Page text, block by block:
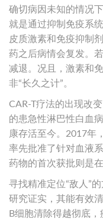
确切病因未知的情况
就是通过抑制免疫系
皮质激素和免疫抑制
药之后病情会复发。
减退。况且，激素和
非“长久之计”。
CAR-T疗法的出现改
的患急性淋巴性白血
康存活至今。2017年
率先批准了针对血液
药物的首次获批则是在
寻找精准定位“敌人”
研究证实，其能有效
B细胞清除得越彻底，